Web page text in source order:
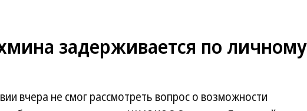
задерживается по личному
вчера не смог рассмотреть вопрос о возможности